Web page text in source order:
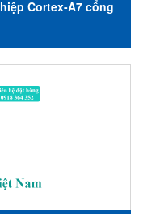
Cortex-A7 cổng
hợp, 1 cổng CAN,
Moxa Việt Nam,